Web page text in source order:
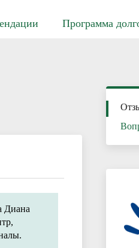
полезного
Программа
Диана